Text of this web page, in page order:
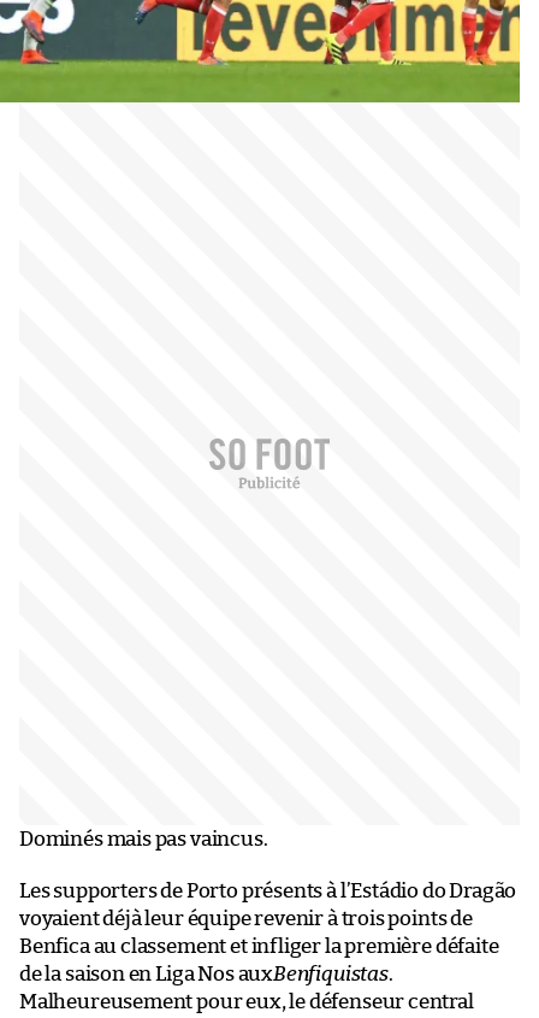
Dominés mais pas vaincus.
Les supporters de Porto présents à l’Estádio do Dragão
voyaient déjà leur équipe revenir à trois points de
Benfica au classement et infliger la première défaite
de la saison en Liga Nos auxBenfiquistas.
Malheureusement pour eux, le défenseur central